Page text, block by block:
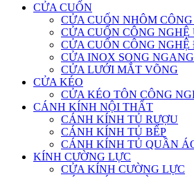
CỬA CUỐN
CỬA CUỐN NHÔM
CỬA CUỐN CÔNG NGHỆ
CỬA CUỐN CÔNG
CỬA INOX SONG NGANG
CỬA LƯỚI MẮT VÕNG
CỬA KÉO
CỬA KÉO TÔN CÔNG
CÁNH KÍNH NỘI THẤT
CÁNH KÍNH TỦ RƯỢU
CÁNH KÍNH TỦ BẾP
CÁNH KÍNH TỦ QUẦN
KÍNH CƯỜNG LỰC
CỬA KÍNH CƯỜNG LỰC